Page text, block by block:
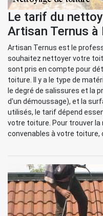
Le tarif du
Artisan Ternus à
Artisan Ternus est le
souhaitez nettoyer votre
sont pris en compte pour
toiture. Il y a le type de
le degré de salissures et la
d'un démoussage), et la
utilisés, le tarif dépend
votre toiture. Pour trouver
convenables à votre toiture,